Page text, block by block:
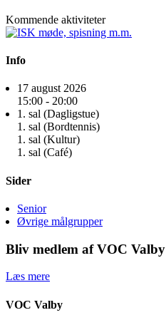
Kommende aktiviteter
Info
17 august 2026
15:00 - 20:00
1. sal (Dagligstue)
1. sal (Bordtennis)
1. sal (Kultur)
1. sal (Café)
Sider
Senior
Øvrige målgrupper
Bliv medlem af VOC Valby
Læs mere
VOC Valby